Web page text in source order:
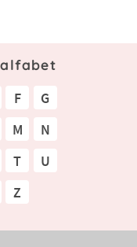
alfabet
F
G
M
N
T
U
Z